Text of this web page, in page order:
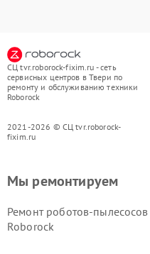
СЦ tvr.roborock-fixim.ru - сеть
сервисных центров в Твери по
ремонту и обслуживанию техники
Roborock
2021-2026 © СЦ tvr.roborock-
fixim.ru
Мы ремонтируем
Ремонт роботов-пылесосов
Roborock